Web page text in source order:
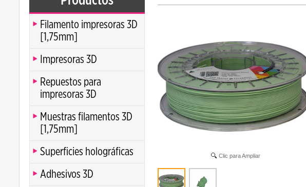
Filamento impresoras 3D
[1,75mm]
Impresoras 3D
Repuestos para
impresoras 3D
Muestras filamentos 3D
[1,75mm]
Superficies holográficas
Adhesivos 3D
Clic para Ampliar